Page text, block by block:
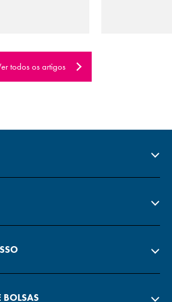
todos os artigos